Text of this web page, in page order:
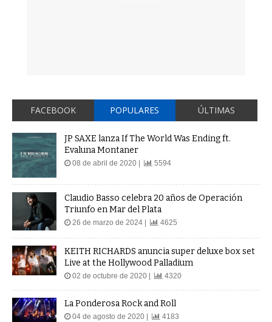
FACEBOOK POPULARES ÚLTIMAS
JP SAXE lanza If The World Was Ending ft.
Evaluna Montaner
08 de abril de 2020 | 5594
Claudio Basso celebra 20 años de Operación
Triunfo en Mar del Plata
26 de marzo de 2024 | 4625
KEITH RICHARDS anuncia super deluxe box set
Live at the Hollywood Palladium
02 de octubre de 2020 | 4320
La Ponderosa Rock and Roll
04 de agosto de 2020 | 4183